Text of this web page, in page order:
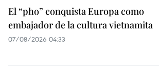
El “pho” conquista Europa como
embajador de la cultura vietnamita
07/08/2026 04:33